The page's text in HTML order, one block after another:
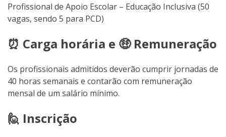
Profissional de Apoio Escolar – Educação Inclusiva (50
vagas, sendo 5 para PCD)
⏰ Carga horária e 🤑 Remuneração
Os profissionais admitidos deverão cumprir jornadas de
40 horas semanais e contarão com remuneração
mensal de um salário mínimo.
🙋 Inscrição